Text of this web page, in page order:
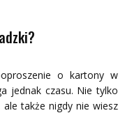
o kartony w
jednak czasu. Nie tylko
także nigdy nie wiesz